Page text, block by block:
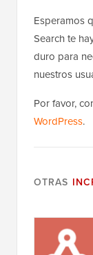
Esperamos
Search te
duro para
nuestros
Por favor,
WordPress.
OTRAS